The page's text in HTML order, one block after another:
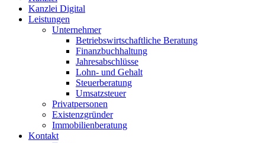
Kanzlei Digital
Leistungen
Unternehmer
Betriebswirtschaftliche Beratung
Finanzbuchhaltung
Jahresabschlüsse
Lohn- und Gehalt
Steuerberatung
Umsatzsteuer
Privatpersonen
Existenzgründer
Immobilienberatung
Kontakt